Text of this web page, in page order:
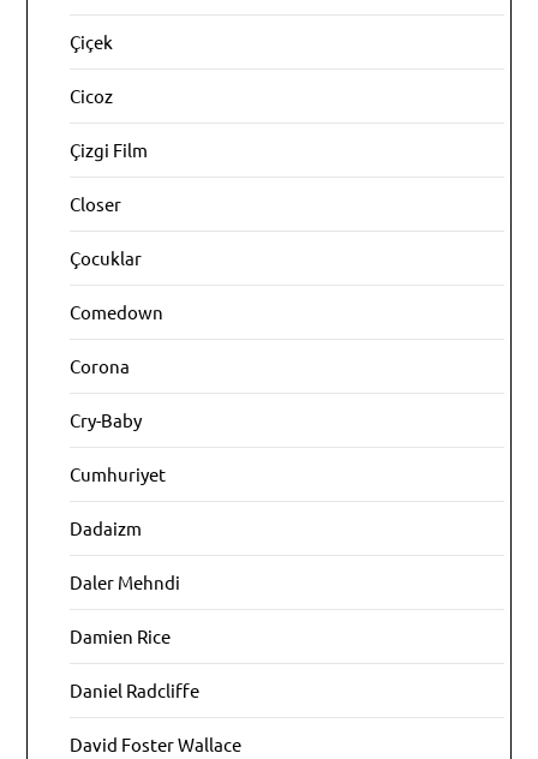
Çiçek
Cicoz
Çizgi Film
Closer
Çocuklar
Comedown
Corona
Cry-Baby
Cumhuriyet
Dadaizm
Daler Mehndi
Damien Rice
Daniel Radcliffe
David Foster Wallace